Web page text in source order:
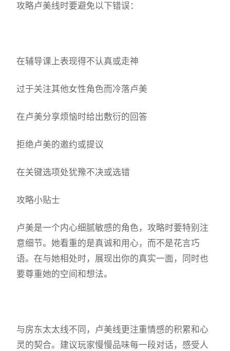
攻略卢美线时要避免以下错误：
在辅导课上表现得不认真或走神
过于关注其他女性角色而冷落卢美
在卢美分享烦恼时给出敷衍的回答
拒绝卢美的邀约或提议
在关键选项处犹豫不决或选错
攻略小贴士
卢美是一个内心细腻敏感的角色，攻略时要特别注
意细节。她看重的是真诚和用心，而不是花言巧
语。在与她相处时，展现出你的真实一面，同时也
要尊重她的空间和想法。
与房东太太线不同，卢美线更注重情感的积累和心
灵的契合。建议玩家慢慢品味每一段对话，感受人